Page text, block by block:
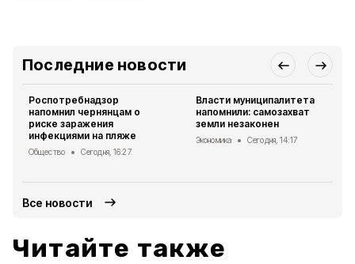
Последние новости
Роспотребнадзор
напомнил чернянцам о
риске заражения
инфекциями на пляже
Общество Сегодня, 16:27
Власти муниципалитета
напомнили: самозахват
земли незаконен
Экономика Сегодня, 14:17
Все новости
Читайте также